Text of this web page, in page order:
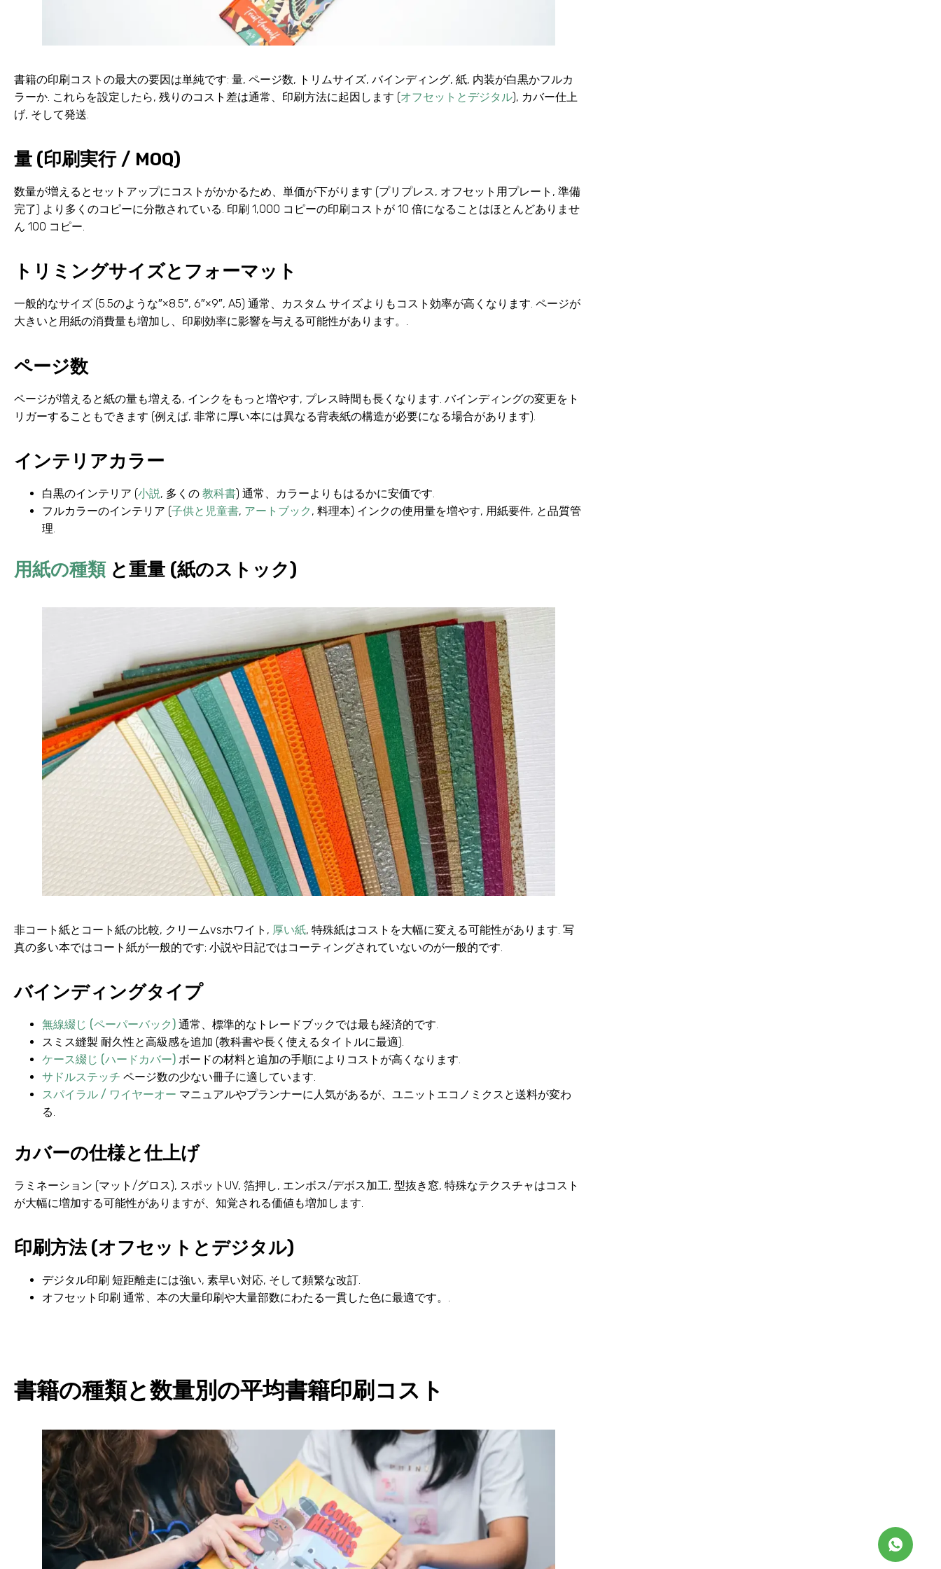
書籍の印刷コストの最大の要因は単純です: 量, ページ数, トリムサイズ, バインディング, 紙, 内装が白黒かフルカ
ラーか. これらを設定したら, 残りのコスト差は通常、印刷方法に起因します (オフセットとデジタル), カバー仕上
げ, そして発送.
量 (印刷実行 / MOQ)
数量が増えるとセットアップにコストがかかるため、単価が下がります (プリプレス, オフセット用プレート, 準備
完了) より多くのコピーに分散されている. 印刷 1,000 コピーの印刷コストが 10 倍になることはほとんどありませ
ん 100 コピー.
トリミングサイズとフォーマット
一般的なサイズ (5.5のような″×8.5″, 6″×9″, A5) 通常、カスタム サイズよりもコスト効率が高くなります. ページが
大きいと用紙の消費量も増加し、印刷効率に影響を与える可能性があります。.
ページ数
ページが増えると紙の量も増える, インクをもっと増やす, プレス時間も長くなります. バインディングの変更をト
リガーすることもできます (例えば, 非常に厚い本には異なる背表紙の構造が必要になる場合があります).
インテリアカラー
白黒のインテリア (小説, 多くの 教科書) 通常、カラーよりもはるかに安価です.
フルカラーのインテリア (子供と児童書, アートブック , 料理本) インクの使用量を増やす, 用紙要件, と品質管
理.
用紙の種類と重量 (紙のストック)
非コート紙とコート紙の比較, クリームvsホワイト, 厚い紙, 特殊紙はコストを大幅に変える可能性があります. 写
真の多い本ではコート紙が一般的です; 小説や日記ではコーティングされていないのが一般的です.
バインディングタイプ
無線綴じ (ペーパーバック) 通常、標準的なトレードブックでは最も経済的です.
スミス縫製 耐久性と高級感を追加 (教科書や長く使えるタイトルに最適).
ケース綴じ (ハードカバー) ボードの材料と追加の手順によりコストが高くなります.
サドルステッチ ページ数の少ない冊子に適しています.
スパイラル / ワイヤーオー マニュアルやプランナーに人気があるが、ユニットエコノミクスと送料が変わ
る.
カバーの仕様と仕上げ
ラミネーション (マット/グロス), スポットUV, 箔押し, エンボス/デボス加工, 型抜き窓, 特殊なテクスチャはコスト
が大幅に増加する可能性がありますが、知覚される価値も増加します.
印刷方法 (オフセットとデジタル)
デジタル印刷 短距離走には強い, 素早い対応, そして頻繁な改訂.
オフセット印刷 通常、本の大量印刷や大量部数にわたる一貫した色に最適です。.
書籍の種類と数量別の平均書籍印刷コスト